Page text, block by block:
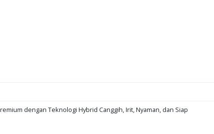
dengan Teknologi Hybrid Canggih, Irit, Nyaman, dan Siap